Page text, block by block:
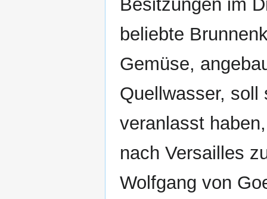
Besitzungen im
beliebte
Gemüse,
Quellwasser, soll
veranlasst
nach Versailles
Wolfgang von